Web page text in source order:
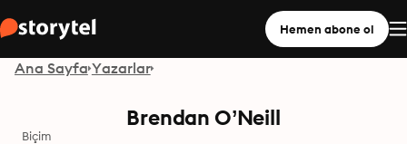
Hemen abone ol
Ana Sayfa Yazarlar
Brendan O’Neill
Biçim